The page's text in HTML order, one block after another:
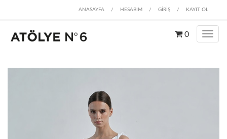
ANASAYFA / HESABIM / GİRİŞ / KAYIT OL
0